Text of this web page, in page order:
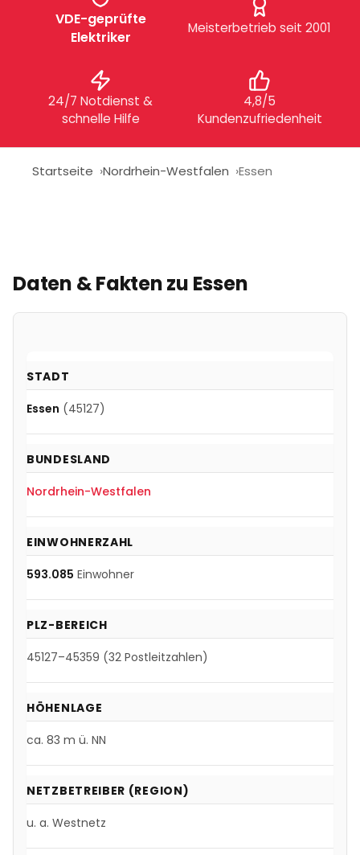
VDE-geprüfte
Elektriker
Meisterbetrieb seit 2001
24/7 Notdienst &
schnelle Hilfe
4,8/5
Kundenzufriedenheit
Startseite Nordrhein-Westfalen Essen
Daten & Fakten zu Essen
STADT
Essen (45127)
BUNDESLAND
Nordrhein-Westfalen
EINWOHNERZAHL
593.085 Einwohner
PLZ-BEREICH
45127–45359 (32 Postleitzahlen)
HÖHENLAGE
ca. 83 m ü. NN
NETZBETREIBER (REGION)
u. a. Westnetz